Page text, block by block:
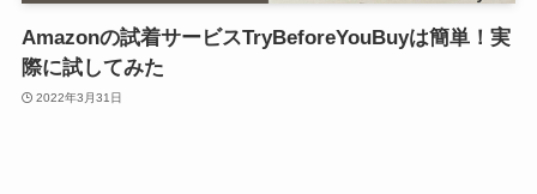
Amazonの試着サービスTryBeforeYouBuyは簡単！実
際に試してみた
2022年3月31日